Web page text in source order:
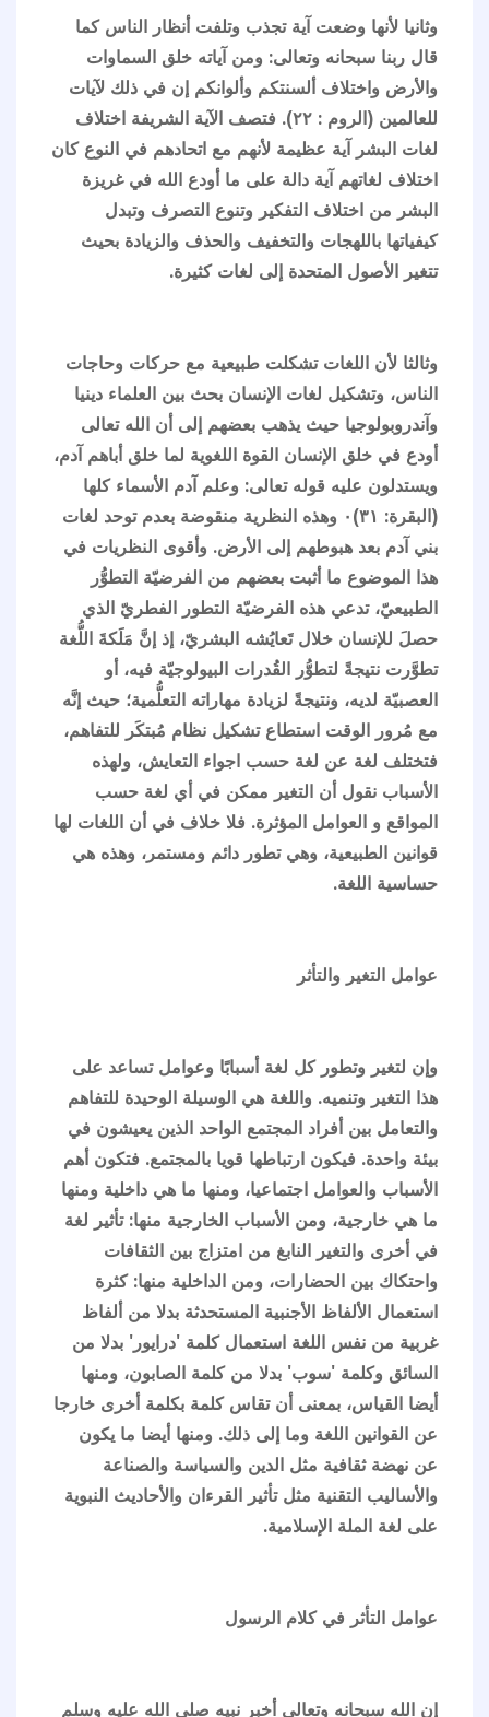
وثانيا لأنها وضعت آية تجذب وتلفت أنظار الناس كما
قال ربنا سبحانه وتعالى: ومن آياته خلق السماوات
والأرض واختلاف ألسنتكم وألوانكم إن في ذلك لآيات
للعالمين (الروم : ٢٢). فتصف الآية الشريفة اختلاف
لغات البشر آية عظيمة لأنهم مع اتحادهم في النوع كان
اختلاف لغاتهم آية دالة على ما أودع الله في غريزة
البشر من اختلاف التفكير وتنوع التصرف وتبدل
كيفياتها باللهجات والتخفيف والحذف والزيادة بحيث
تتغير الأصول المتحدة إلى لغات كثيرة.
وثالثا لأن اللغات تشكلت طبيعية مع حركات وحاجات
الناس، وتشكيل لغات الإنسان بحث بين العلماء دينيا
وآندروبولوجيا حيث يذهب بعضهم إلى أن الله تعالى
أودع في خلق الإنسان القوة اللغوية لما خلق أباهم آدم،
ويستدلون عليه قوله تعالى: وعلم آدم الأسماء كلها
(البقرة: ٣١)٠ وهذه النظرية منقوضة بعدم توحد لغات
بني آدم بعد هبوطهم إلى الأرض. وأقوى النظريات في
هذا الموضوع ما أثبت بعضهم من الفرضيّة التطوُّر
الطبيعيّ، تدعي هذه الفرضيّة التطور الفطريّ الذي
حصلَ للإنسان خلال تَعايُشه البشريّ، إذ إنَّ مَلَكةَ اللُّغة
تطوَّرت نتيجةً لتطوُّر القُدرات البيولوجيّة فيه، أو
العصبيّة لديه، ونتيجةً لزيادة مهاراته التعلُّمية؛ حيث إنَّه
مع مُرور الوقت استطاع تشكيل نظام مُبتكَر للتفاهم،
فتختلف لغة عن لغة حسب اجواء التعايش، ولهذه
الأسباب نقول أن التغير ممكن في أي لغة حسب
المواقع و العوامل المؤثرة. فلا خلاف في أن اللغات لها
قوانين الطبيعية، وهي تطور دائم ومستمر، وهذه هي
حساسية اللغة.
عوامل التغير والتأثر
وإن لتغير وتطور كل لغة أسبابًا وعوامل تساعد على
هذا التغير وتنميه. واللغة هي الوسيلة الوحيدة للتفاهم
والتعامل بين أفراد المجتمع الواحد الذين يعيشون في
بيئة واحدة. فيكون ارتباطها قويا بالمجتمع. فتكون أهم
الأسباب والعوامل اجتماعيا، ومنها ما هي داخلية ومنها
ما هي خارجية، ومن الأسباب الخارجية منها: تأثير لغة
في أخرى والتغير النابغ من امتزاج بين الثقافات
واحتكاك بين الحضارات، ومن الداخلية منها: كثرة
استعمال الألفاظ الأجنبية المستحدثة بدلا من ألفاظ
غربية من نفس اللغة استعمال كلمة 'درايور' بدلا من
السائق وكلمة 'سوب' بدلا من كلمة الصابون، ومنها
أيضا القياس، بمعنى أن تقاس كلمة بكلمة أخرى خارجا
عن القوانين اللغة وما إلى ذلك. ومنها أيضا ما يكون
عن نهضة ثقافية مثل الدين والسياسة والصناعة
والأساليب التقنية مثل تأثير القرءان والأحاديث النبوية
على لغة الملة الإسلامية.
عوامل التأثر في كلام الرسول
إن الله سبحانه وتعالى أخبر نبيه صلى الله عليه وسلم